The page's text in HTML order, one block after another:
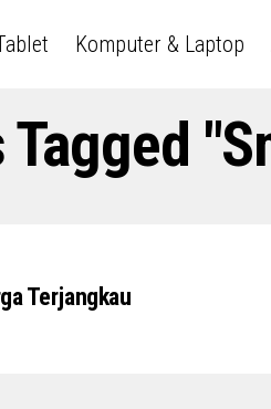
Komputer & Laptop
Terjangkau